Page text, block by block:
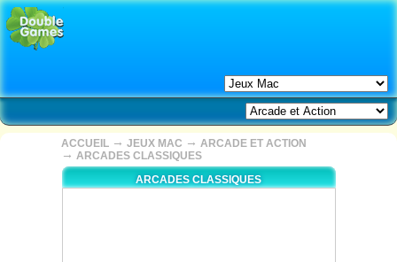
ACCUEIL → JEUX MAC → ARCADE ET ACTION
→ ARCADES CLASSIQUES
ARCADES CLASSIQUES